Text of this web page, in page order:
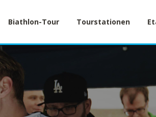
Biathlon-Tour Tourstationen